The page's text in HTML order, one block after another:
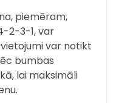
piemēram,
2-3-1, var
var notikt
bumbas
lai maksimāli